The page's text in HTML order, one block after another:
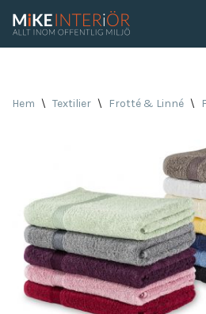
Hem \ Textilier \ Frotté & Linné \